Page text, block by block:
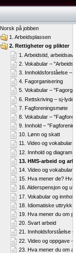
Norsk på jobben
1. Arbeidsplassen
2. Rettigheter og plikter
1. Arbeidstid,
2. Vokabular –
3. Innholdsforståelse –
4. Fagorganisering
5. Vokabular –
6. Rettskriving – sj-lyden
7. Fagforeningsmøte
8. Vokabular –
9. Innhold –
10. Lønn og skatt
11. Video og vokabular
12. Innhold og diagram
13. HMS-arbeid og
14. Video og vokabular
15. Hva mener de?
16. Alderspensjon og
17. Vokabular og
18. Idiomatiske uttrykk
19. Hva mener du om
20. Svart arbeid
21. Innholdsforståelse
22. Video og oppgave
23. Hva mener du om